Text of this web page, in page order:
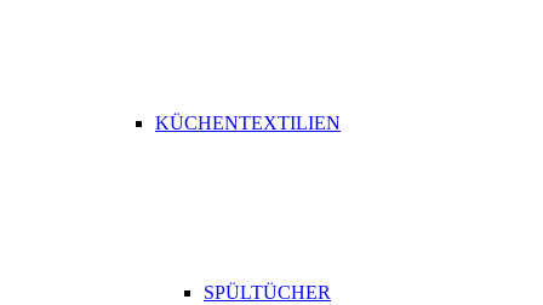
KÜCHENTEXTILIEN
SPÜLTÜCHER